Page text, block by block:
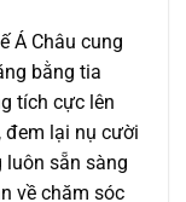
Á Châu cung
bằng tia
tích cực lên
đem lại nụ cười
luôn sẵn sàng
về chăm sóc